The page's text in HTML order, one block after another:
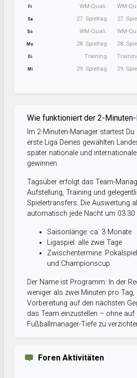
Fr WM-Quali.
Sa 27. Spieltag
So WM-Quali.
Mo 28. Spieltag
Di Training
Mi 29. Spieltag
WM-
27.
WM-
28.
29.
Wie funktioniert der 2-Minuten-
Im 2-Minuten-Manager startest
erste Liga Deines gewählten
später nationale und
gewinnen.
Tagsüber erfolgt das Team-
Aufstellung, Training und
Spielertransfers. Die Auswertung
automatisch jede Nacht um 03:30
Saisonlänge: ca. 3 Monate
Ligaspiel: alle zwei Tage
Zwischentermine:
und Championscup
Der Name ist Programm: In der
weniger als zwei Minuten pro
Vorbereitung auf den nächsten
das Team einzustellen – ohne auf
Fußballmanager-Tiefe zu
Foren Aktivitäten